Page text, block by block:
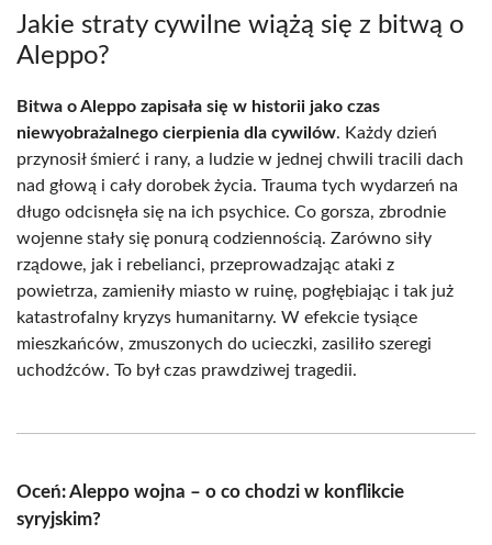
Jakie straty cywilne wiążą się z bitwą o
Aleppo?
Bitwa o Aleppo zapisała się w historii jako czas
niewyobrażalnego cierpienia dla cywilów. Każdy dzień
przynosił śmierć i rany, a ludzie w jednej chwili tracili dach
nad głową i cały dorobek życia. Trauma tych wydarzeń na
długo odcisnęła się na ich psychice. Co gorsza, zbrodnie
wojenne stały się ponurą codziennością. Zarówno siły
rządowe, jak i rebelianci, przeprowadzając ataki z
powietrza, zamieniły miasto w ruinę, pogłębiając i tak już
katastrofalny kryzys humanitarny. W efekcie tysiące
mieszkańców, zmuszonych do ucieczki, zasiliło szeregi
uchodźców. To był czas prawdziwej tragedii.
Oceń: Aleppo wojna – o co chodzi w konflikcie
syryjskim?